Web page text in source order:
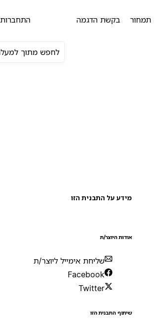
תמחור בקשת הדגמה התחברות
מידע על התבנית הזו
אודות היוצר/ת
שליחת אימייל ליוצר/ת
Facebook
Twitter
שיתוף התבנית הזו